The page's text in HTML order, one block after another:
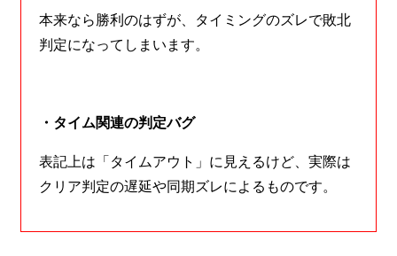
本来なら勝利のはずが、タイミングのズレで敗北
判定になってしまいます。
・タイム関連の判定バグ
表記上は「タイムアウト」に見えるけど、実際は
クリア判定の遅延や同期ズレによるものです。